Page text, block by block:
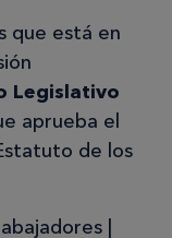
que está en
Legislativo
aprueba el
de los